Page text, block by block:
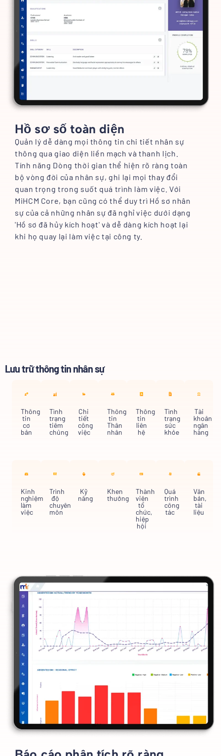
Hồ sơ số toàn diện
Quản lý dễ dàng mọi thông tin chi tiết nhân sự
thông qua giao diện liền mạch và thanh lịch.
Tính năng Dòng thời gian thể hiện rõ ràng toàn
bộ vòng đời của nhân sự, ghi lại mọi thay đổi
quan trọng trong suốt quá trình làm việc. Với
MiHCM Core, bạn cũng có thể duy trì Hồ sơ nhân
sự của cả những nhân sự đã nghỉ việc dưới dạng
'Hồ sơ đã hủy kích hoạt' và dễ dàng kích hoạt lại
khi họ quay lại làm việc tại công ty.
Lưu trữ thông tin nhân sự
Thông
tin
cơ
bản
Tình
trạng
tiêm
chủng
Chi
tiết
công
việc
Thông
tin
Thân
nhân
Thông
tin
liên
hệ
Tình
trạng
sức
khỏe
Tài
khoản
ngân
hàng
Kinh
nghiệm
làm
việc
Trình
độ
chuyên
môn
Kỹ
năng
Khen
thưởng
Thành
viên
tổ
chức,
hiệp
hội
Quá
trình
công
tác
Văn
bản,
tài
liệu